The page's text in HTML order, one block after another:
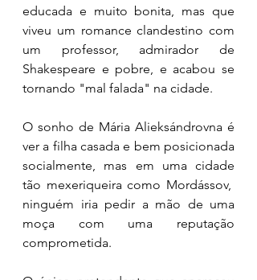
educada e muito bonita, mas que
viveu um romance clandestino com
um professor, admirador de
Shakespeare e pobre, e acabou se
tornando "mal falada" na cidade.
O sonho de Mária Alieksándrovna é
ver a filha casada e bem posicionada
socialmente, mas em uma cidade
tão mexeriqueira como Mordássov,
ninguém iria pedir a mão de uma
moça com uma reputação
comprometida.